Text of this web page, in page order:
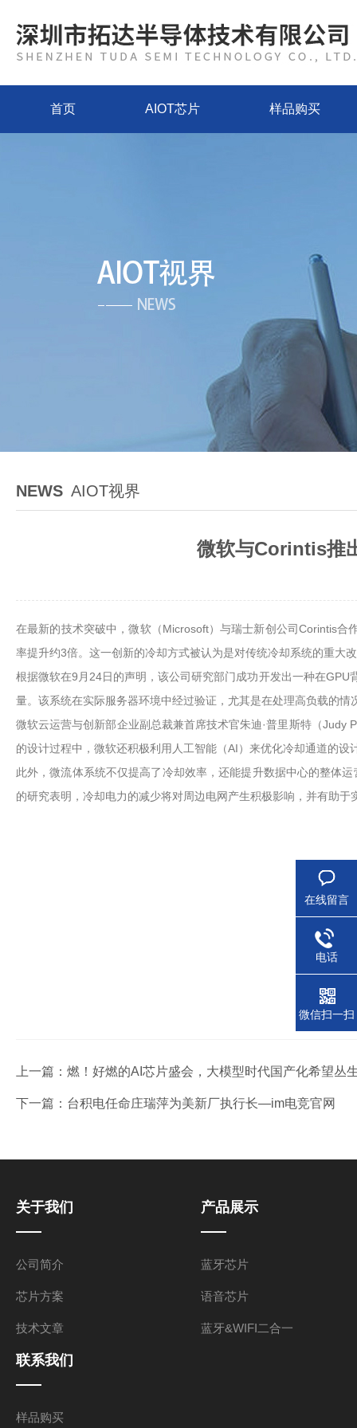
首页 AIOT芯片 样品购买
NEWS AIOT视界
微软与Corintis推
在最新的技术突破中，微软（Microsoft）与瑞士新创公司Corintis合
率提升约3倍。这一创新的冷却方式被认为是对传统冷却系统的重大
根据微软在9月24日的声明，该公司研究部门成功开发出一种在
量。该系统在实际服务器环境中经过验证，尤其是在处理高负载的
微软云运营与创新部企业副总裁兼首席技术官朱迪·普里斯特（
的设计过程中，微软还积极利用人工智能（AI）来优化冷却通道的
此外，微流体系统不仅提高了冷却效率，还能提升数据中心的整体
的研究表明，冷却电力的减少将对周边电网产生积极影响，并有助于
上一篇： 燃！好燃的AI芯片盛会，大模型时代国产化希望丛
下一篇： 台积电任命庄瑞萍为美新厂执行长—im电竞官网
关于我们
公司简介
芯片方案
技术文章
产品展示
蓝牙芯片
语音芯片
蓝牙&WIFI二合一
联系我们
样品购买
在线留言
电话
微信扫一扫